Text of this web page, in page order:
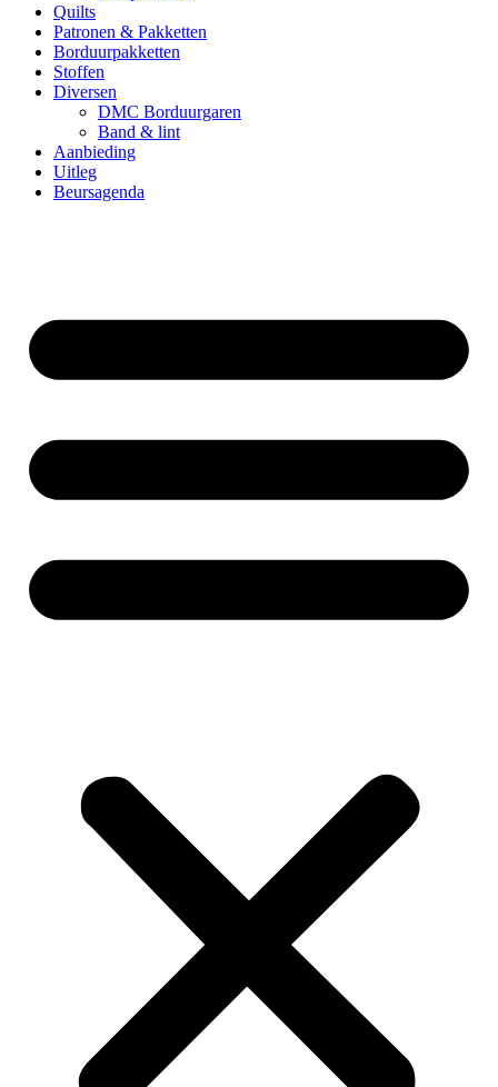
Quilts
Patronen & Pakketten
Borduurpakketten
Stoffen
Diversen
DMC Borduurgaren
Band & lint
Aanbieding
Uitleg
Beursagenda